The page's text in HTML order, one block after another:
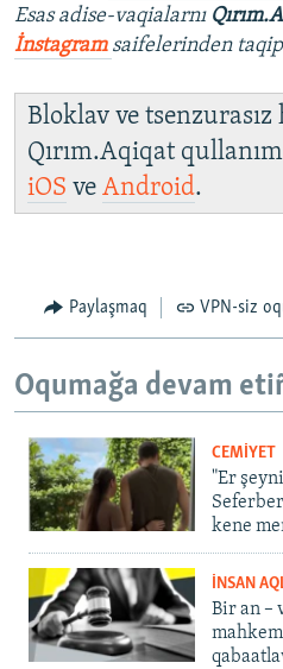
Esas adise-vaqialarnı
İnstagram saifelerinden
Bloklav ve tsenzurasız
Qırım.Aqiqat
iOS ve Android.
Paylaşmaq VPN-siz
Oqumağa devam
CEMİYET
"Er
kene
İNSAN
Bir an –